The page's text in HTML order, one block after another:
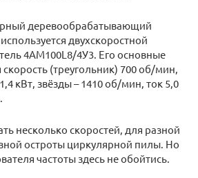
деревообрабатывающий
двухскоростной
4АМ100L8/4У3. Его основные
(треугольник) 700 об/мин,
кВт, звёзды – 1410 об/мин, ток 5,0
несколько скоростей, для разной
остроты циркулярной пилы. Но
частоты здесь не обойтись.